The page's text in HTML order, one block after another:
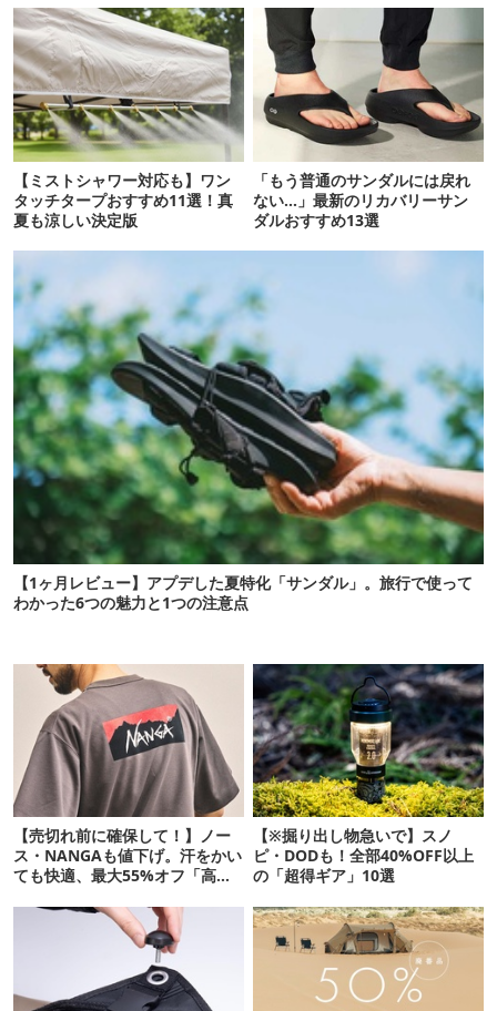
【ミストシャワー対応も】ワン
タッチタープおすすめ11選！真
夏も涼しい決定版
「もう普通のサンダルには戻れ
ない…」最新のリカバリーサン
ダルおすすめ13選
【1ヶ月レビュー】アプデした夏特化「サンダル」。旅行で使って
わかった6つの魅力と1つの注意点
【売切れ前に確保して！】ノー
ス・NANGAも値下げ。汗をかい
ても快適、最大55%オフ「高機
【※掘り出し物急いで】スノ
ピ・DODも！全部40%OFF以上
の「超得ギア」10選